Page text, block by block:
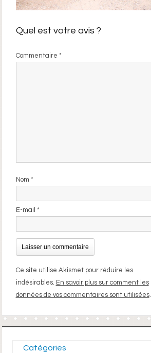
Quel est votre avis ?
Commentaire *
Nom *
E-mail *
Ce site utilise Akismet pour réduire les
indésirables. En savoir plus sur comment les
données de vos commentaires sont utilisées.
Catégories